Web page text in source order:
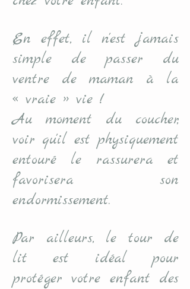
En effet, il n'est jamais
simple de passer du
ventre de maman à la
« vraie » vie !
Au moment du coucher,
voir qu'il est physiquement
entouré le rassurera et
favorisera son
endormissement.
Par ailleurs, le tour de
lit est idéal pour
protéger votre enfant des